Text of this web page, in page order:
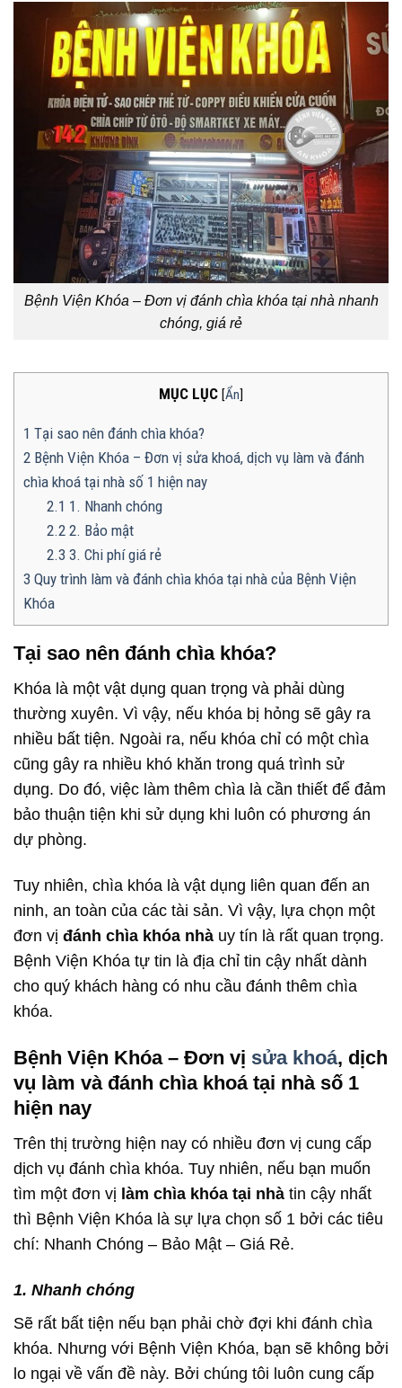
Bệnh Viện Khóa – Đơn vị đánh chìa khóa tại nhà nhanh
chóng, giá rẻ
MỤC LỤC [Ẩn]
1 Tại sao nên đánh chìa khóa?
2 Bệnh Viện Khóa – Đơn vị sửa khoá, dịch vụ làm và đánh
chìa khoá tại nhà số 1 hiện nay
2.1 1. Nhanh chóng
2.22. Bảo mật
2.3 3. Chi phí giá rẻ
3 Quy trình làm và đánh chìa khóa tại nhà của Bệnh Viện
Khóa
Tại sao nên đánh chìa khóa?
Khóa là một vật dụng quan trọng và phải dùng
thường xuyên. Vì vậy, nếu khóa bị hỏng sẽ gây ra
nhiều bất tiện. Ngoài ra, nếu khóa chỉ có một chìa
cũng gây ra nhiều khó khăn trong quá trình sử
dụng. Do đó, việc làm thêm chìa là cần thiết để đảm
bảo thuận tiện khi sử dụng khi luôn có phương án
dự phòng.
Tuy nhiên, chìa khóa là vật dụng liên quan đến an
ninh, an toàn của các tài sản. Vì vậy, lựa chọn một
đơn vị đánh chìa khóa nhà uy tín là rất quan trọng.
Bệnh Viện Khóa tự tin là địa chỉ tin cậy nhất dành
cho quý khách hàng có nhu cầu đánh thêm chìa
khóa.
Bệnh Viện Khóa – Đơn vị sửa khoá, dịch
vụ làm và đánh chìa khoá tại nhà số 1
hiện nay
Trên thị trường hiện nay có nhiều đơn vị cung cấp
dịch vụ đánh chìa khóa. Tuy nhiên, nếu bạn muốn
tìm một đơn vị làm chìa khóa tại nhà tin cậy nhất
thì Bệnh Viện Khóa là sự lựa chọn số 1 bởi các tiêu
chí: Nhanh Chóng – Bảo Mật – Giá Rẻ.
1. Nhanh chóng
Sẽ rất bất tiện nếu bạn phải chờ đợi khi đánh chìa
khóa. Nhưng với Bệnh Viện Khóa, bạn sẽ không bởi
lo ngại về vấn đề này. Bởi chúng tôi luôn cung cấp